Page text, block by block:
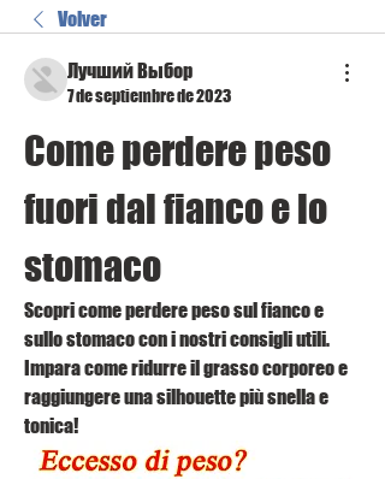
Volver
Лучший Выбор
7 de septiembre de 2023
Come perdere peso
fuori dal fianco e lo
stomaco
Scopri come perdere peso sul fianco e
sullo stomaco con i nostri consigli utili.
Impara come ridurre il grasso corporeo e
raggiungere una silhouette più snella e
tonica!